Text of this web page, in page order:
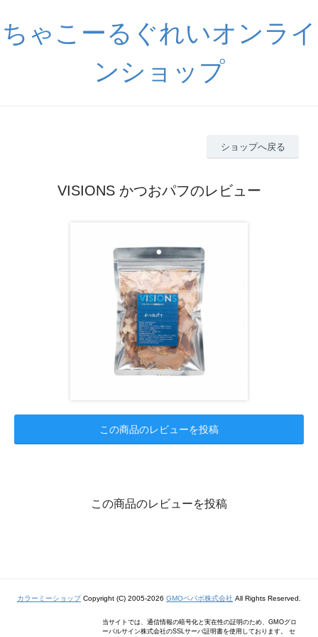
ちゃこーるぐれいオンライ
ンショップ
ショップへ戻る
VISIONS かつおパフのレビュー
この商品のレビューを投稿
この商品のレビューを投稿
カラーミーショップCopyright (C) 2005-2026 GMOペパボ株式会社 All Rights Reserved.
当サイトでは、通信情報の暗号化と実在性の証明のため、GMOグロ
ーバルサイン株式会社のSSLサーバ証明書を使用しております。 セ